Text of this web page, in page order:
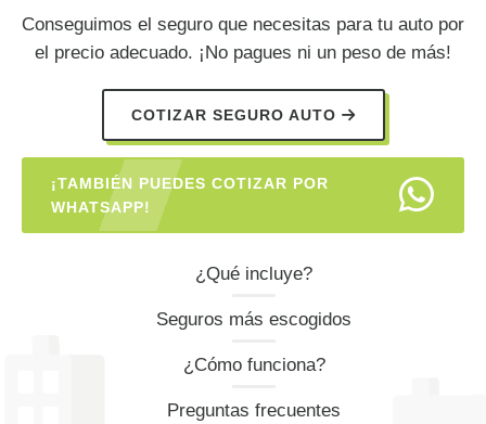
Conseguimos el seguro que necesitas para tu auto por
el precio adecuado. ¡No pagues ni un peso de más!
COTIZAR SEGURO AUTO
¡TAMBIÉN PUEDES COTIZAR POR
WHATSAPP!
¿Qué incluye?
Seguros más escogidos
¿Cómo funciona?
Preguntas frecuentes